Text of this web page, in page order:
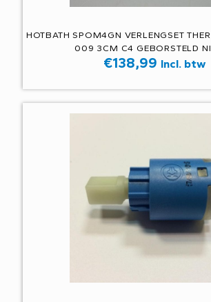
HOTBATH SPOM4GN VERLENGSET
009 3CM C4 GEBORSTELD
€138,99 Incl. btw